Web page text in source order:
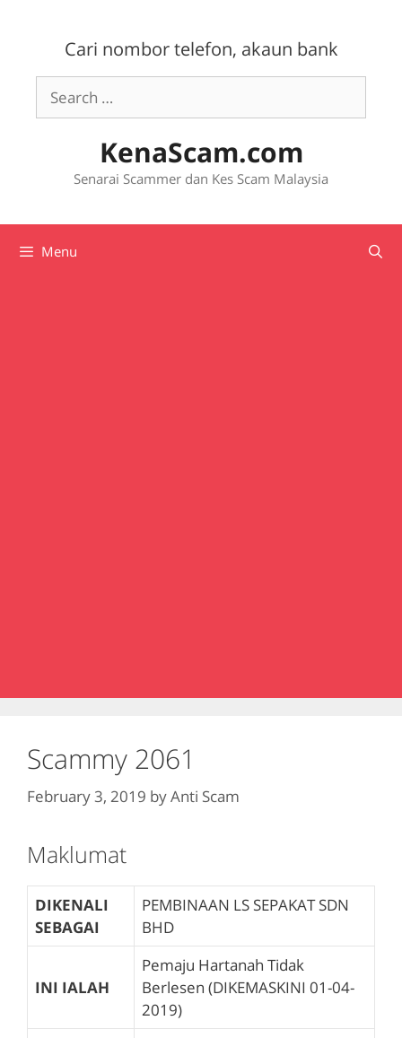
Cari nombor telefon, akaun bank
Search
for:
KenaScam.com
Senarai Scammer dan Kes Scam Malaysia
Menu
Scammy 2061
February 3, 2019 byAnti Scam
Maklumat
DIKENALI
SEBAGAI
PEMBINAAN LS SEPAKAT SDN
BHD
INI IALAH
Pemaju Hartanah Tidak
Berlesen (DIKEMASKINI 01-04-
2019)